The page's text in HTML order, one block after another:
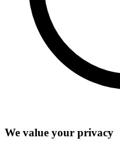
We value your privacy